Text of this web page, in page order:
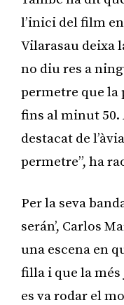
l’inici del film
Vilarasau deixa
no diu res a
permetre que la
fins al minut 50.
destacat de
permetre”, ha
Per la seva
serán’, Carlos
una escena en
filla i que la més
es va rodar el